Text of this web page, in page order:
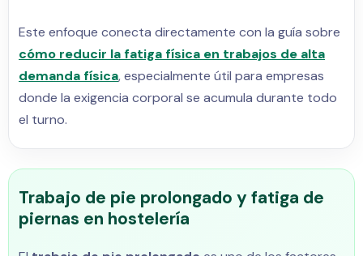
Este enfoque conecta directamente con la guía sobre
cómo reducir la fatiga física en trabajos de alta
demanda física, especialmente útil para empresas
donde la exigencia corporal se acumula durante todo
el turno.
Trabajo de pie prolongado y fatiga de
piernas en hostelería